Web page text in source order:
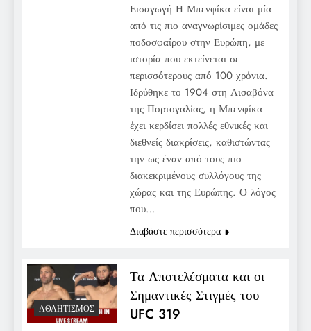
Εισαγωγή Η Μπενφίκα είναι μία
από τις πιο αναγνωρίσιμες ομάδες
ποδοσφαίρου στην Ευρώπη, με
ιστορία που εκτείνεται σε
περισσότερους από 100 χρόνια.
Ιδρύθηκε το 1904 στη Λισαβόνα
της Πορτογαλίας, η Μπενφίκα
έχει κερδίσει πολλές εθνικές και
διεθνείς διακρίσεις, καθιστώντας
την ως έναν από τους πιο
διακεκριμένους συλλόγους της
χώρας και της Ευρώπης. Ο λόγος
που…
Διαβάστε περισσότερα
ΑΘΛΗΤΙΣΜΌΣ
Τα Αποτελέσματα και οι
Σημαντικές Στιγμές του
UFC 319